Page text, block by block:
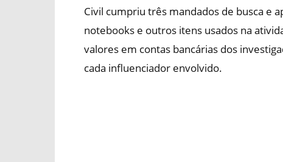
Civil cumpriu três mandados de busca e
notebooks e outros itens usados na
valores em contas bancárias dos
cada influenciador envolvido.